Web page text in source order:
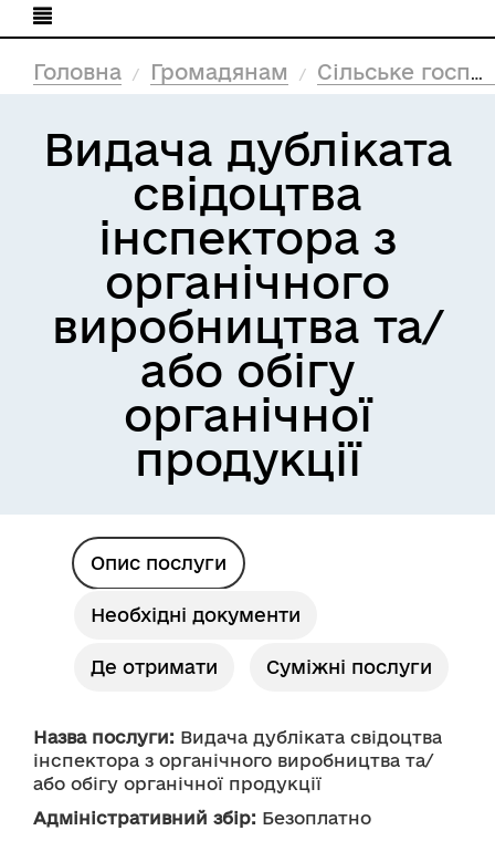
Головна Громадянам Сільське господарство
Видача дубліката
свідоцтва
інспектора з
органічного
виробництва та/
або обігу
органічної
продукції
Опис послуги
Необхідні документи
Де отримати Суміжні послуги
Назва послуги: Видача дубліката свідоцтва
інспектора з органічного виробництва та/
або обігу органічної продукції
Адміністративний збір: Безоплатно